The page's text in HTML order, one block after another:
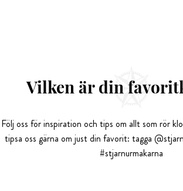
Vilken är din
Följ oss för inspiration och tips om allt som rör
tipsa oss gärna om just din favorit: tagga
#stjarnurmakarna